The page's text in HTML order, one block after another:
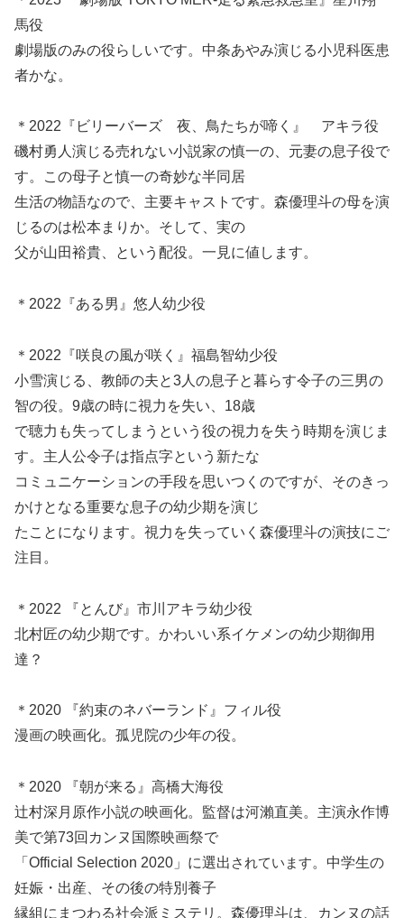
馬役
劇場版のみの役らしいです。中条あやみ演じる小児科医患
者かな。
＊2022『ビリーバーズ 夜、鳥たちが啼く』 アキラ役
磯村勇人演じる売れない小説家の慎一の、元妻の息子役で
す。この母子と慎一の奇妙な半同居
生活の物語なので、主要キャストです。森優理斗の母を演
じるのは松本まりか。そして、実の
父が山田裕貴、という配役。一見に値します。
＊2022『ある男』悠人幼少役
＊2022『咲良の風が咲く』福島智幼少役
小雪演じる、教師の夫と3人の息子と暮らす令子の三男の
智の役。9歳の時に視力を失い、18歳
で聴力も失ってしまうという役の視力を失う時期を演じま
す。主人公令子は指点字という新たな
コミュニケーションの手段を思いつくのですが、そのきっ
かけとなる重要な息子の幼少期を演じ
たことになります。視力を失っていく森優理斗の演技にご
注目。
＊2022 『とんび』市川アキラ幼少役
北村匠の幼少期です。かわいい系イケメンの幼少期御用
達？
＊2020 『約束のネバーランド』フィル役
漫画の映画化。孤児院の少年の役。
＊2020 『朝が来る』高橋大海役
辻村深月原作小説の映画化。監督は河瀨直美。主演永作博
美で第73回カンヌ国際映画祭で
「Official Selection 2020」に選出 されています。中学生の
妊娠・出産、その後の特別養子
縁組にまつわる社会派ミステリ。森優理斗は、カンヌの話